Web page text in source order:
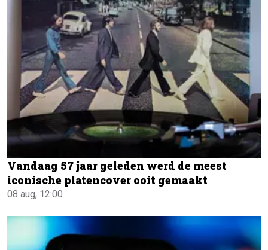
Vandaag 57 jaar geleden werd de meest
iconische platencover ooit gemaakt
08 aug, 12:00